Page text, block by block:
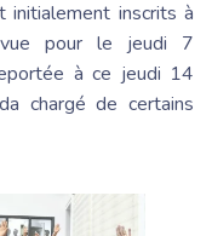
inscrits à
pour le jeudi 7
à ce jeudi 14
chargé de certains